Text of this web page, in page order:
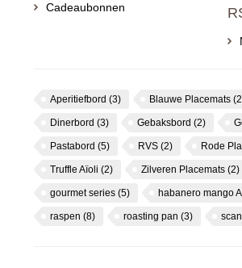
Cadeaubonnen
Aperitiefbord (3) Blauwe Placemats
Dinerbord (3) Gebaksbord (2)
Pastabord (5) RVS (2) Rode
Truffle Aïoli (2) Zilveren Placemats (2)
gourmet series (5) habanero mango
raspen (8) roasting pan (3)